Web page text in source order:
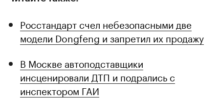
Росстандарт счел небезопасными две
модели Dongfeng и запретил их продажу
В Москве автоподставщики
инсценировали ДТП и подрались с
инспектором ГАИ